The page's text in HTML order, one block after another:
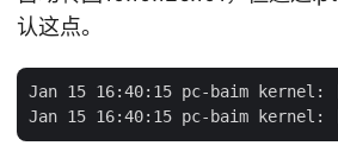
认这点。
Jan 15 16:40:15 pc-baim kernel: